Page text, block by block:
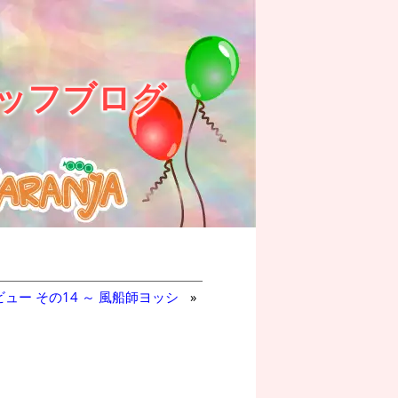
フブログ
ー その14 ～ 風船師ヨッシ »